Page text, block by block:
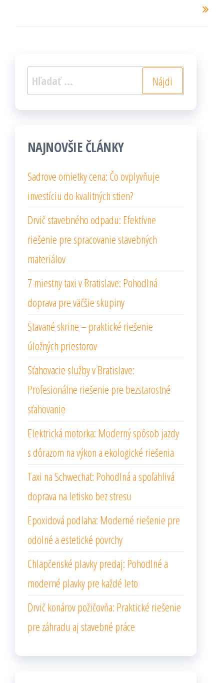
Hľadať:
NAJNOVŠIE ČLÁNKY
Sadrove omietky cena: Čo ovplyvňuje
investíciu do kvalitných stien?
Drvič stavebného odpadu: Efektívne
riešenie pre spracovanie stavebných
materiálov
7 miestny taxi v Bratislave: Pohodlná
doprava pre väčšie skupiny
Stavané skrine – praktické riešenie
úložných priestorov
Sťahovacie služby v Bratislave:
Profesionálne riešenie pre bezstarostné
sťahovanie
Elektrická motorka: Moderný spôsob jazdy
s dôrazom na výkon a ekologické riešenia
Taxi na Schwechat: Pohodlná a spoľahlivá
doprava na letisko bez stresu
Epoxidová podlaha: Moderné riešenie pre
odolné a estetické povrchy
Chlapčenské plavky predaj: Pohodlné a
moderné plavky pre každé leto
Drvič konárov požičovňa: Praktické riešenie
pre záhradu aj stavebné práce